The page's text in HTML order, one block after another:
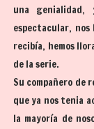
una
espectacular,
recibía, hemos
de la serie.
Su compañero de
que ya nos tenia
la mayoría de